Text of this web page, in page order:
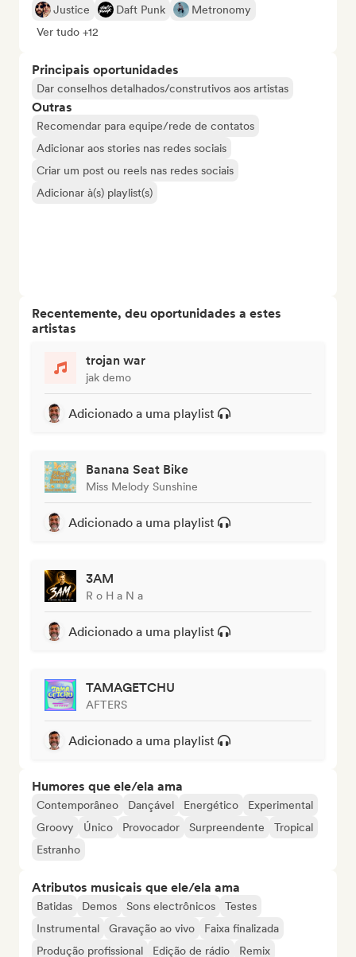
Justice
Daft Punk
Metronomy
Ver tudo +12
Principais oportunidades
Dar conselhos detalhados/construtivos aos artistas
Outras
Recomendar para equipe/rede de contatos
Adicionar aos stories nas redes sociais
Criar um post ou reels nas redes sociais
Adicionar à(s) playlist(s)
Recentemente, deu oportunidades a estes
artistas
trojan war
jak demo
Adicionado a uma playlist
Banana Seat Bike
Miss Melody Sunshine
Adicionado a uma playlist
3AM
R o H a N a
Adicionado a uma playlist
TAMAGETCHU
AFTERS
Adicionado a uma playlist
Humores que ele/ela ama
Contemporâneo Dançável Energético
Experimental
Groovy
Único Provocador Surpreendente
Tropical
Estranho
Atributos musicais que ele/ela ama
Batidas Demos Sons electrônicos
Testes
Instrumental
Gravação ao vivo
Faixa finalizada
Produção profissional
Edição de rádio Remix